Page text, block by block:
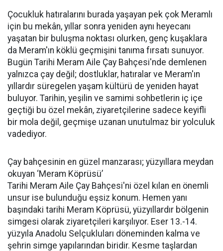
Çocukluk hatıralarını burada yaşayan pek çok Meramlı
için bu mekân, yıllar sonra yeniden aynı heyecanı
yaşatan bir buluşma noktası olurken, genç kuşaklara
da Meram'ın köklü geçmişini tanıma fırsatı sunuyor.
Bugün Tarihi Meram Aile Çay Bahçesi'nde demlenen
yalnızca çay değil; dostluklar, hatıralar ve Meram'ın
yıllardır süregelen yaşam kültürü de yeniden hayat
buluyor. Tarihin, yeşilin ve samimi sohbetlerin iç içe
geçtiği bu özel mekân, ziyaretçilerine sadece keyifli
bir mola değil, geçmişe uzanan unutulmaz bir yolculuk
vadediyor.
Çay bahçesinin en güzel manzarası; yüzyıllara meydan
okuyan ‘Meram Köprüsü’
Tarihi Meram Aile Çay Bahçesi'ni özel kılan en önemli
unsur ise bulunduğu eşsiz konum. Hemen yanı
başındaki tarihi Meram Köprüsü, yüzyıllardır bölgenin
simgesi olarak ziyaretçileri karşılıyor. Eser 13.-14.
yüzyıla Anadolu Selçukluları döneminden kalma ve
şehrin simge yapılarından biridir. Kesme taşlardan